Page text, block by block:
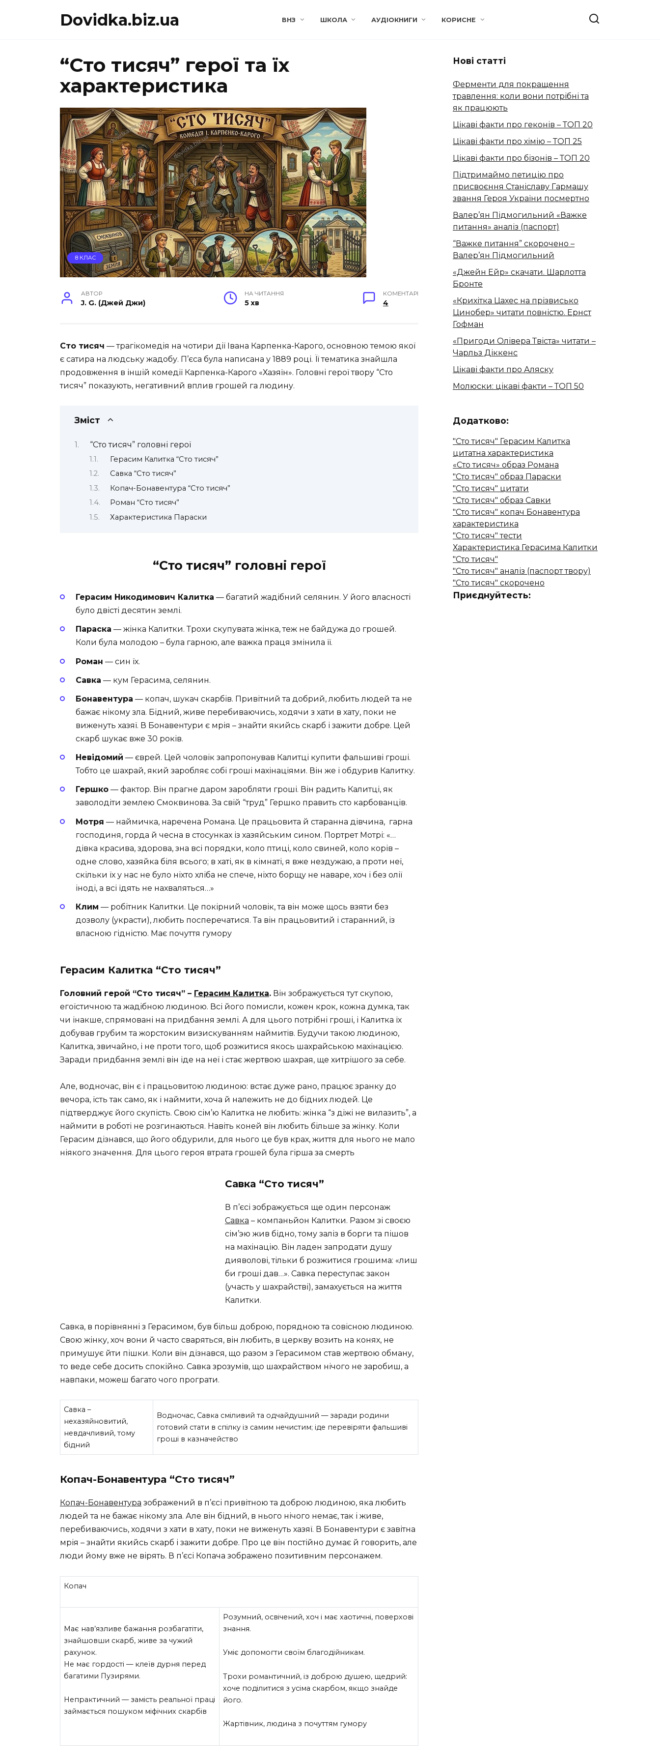
Dovidka.biz.ua ВНЗ ШКОЛА АУДІОКНИГИ КОРИСНЕ
“Сто тисяч” герої та їх
характеристика
8 КЛАС
АВТОР
J. G. (Джей Джи)
НА ЧИТАННЯ
5 хв
КОМЕНТАРІ
4
Сто тисяч — трагікомедія на чотири дії Івана Карпенка-Карого, основною темою якої
є сатира на людську жадобу. П’єса була написана у 1889 році. Її тематика знайшла
продовження в іншій комедії Карпенка-Карого «Хазяїн». Головні герої твору “Сто
тисяч” показують, негативний вплив грошей га людину.
Зміст
“Сто тисяч” головні герої
Герасим Калитка “Сто тисяч”
Савка “Сто тисяч”
Копач-Бонавентура “Сто тисяч”
Роман “Сто тисяч”
Характеристика Параски
“Сто тисяч” головні герої
Герасим Никодимович Калитка — багатий жадібний селянин. У його власності
було двісті десятин землі.
Параска — жінка Калитки. Трохи скупувата жінка, теж не байдужа до грошей.
Коли була молодою – була гарною, але важка праця змінила її.
Роман — син їх.
Савка — кум Герасима, селянин.
Бонавентура — копач, шукач скарбів. Привітний та добрий, любить людей та не
бажає нікому зла. Бідний, живе перебиваючись, ходячи з хати в хату, поки не
виженуть хазяї. В Бонавентури є мрія – знайти якийсь скарб і зажити добре. Цей
скарб шукає вже 30 років.
Невідомий — єврей. Цей чоловік запропонував Калитці купити фальшиві гроші.
Тобто це шахрай, який заробляє собі гроші махінаціями. Він же і обдурив Калитку.
Гершко — фактор. Він прагне даром заробляти гроші. Він радить Калитці, як
заволодіти землею Смоквинова. За свій “труд” Гершко править сто карбованців.
Мотря — наймичка, наречена Романа. Це працьовита й старанна дівчина, гарна
господиня, горда й чесна в стосунках із хазяйським сином. Портрет Мотрі: «…
дівка красива, здорова, зна всі порядки, коло птиці, коло свиней, коло корів –
одне слово, хазяйка біля всього; в хаті, як в кімнаті, я вже нездужаю, а проти неї,
скільки їх у нас не було ніхто хліба не спече, ніхто борщу не наваре, хоч і без олії
іноді, а всі їдять не нахваляться…»
Клим — робітник Калитки. Це покірний чоловік, та він може щось взяти без
дозволу (украсти), любить посперечатися. Та він працьовитий і старанний, із
власною гідністю. Має почуття гумору
Герасим Калитка “Сто тисяч”
Головний герой “Сто тисяч” – Герасим Калитка. Він зображується тут скупою,
егоїстичною та жадібною людиною. Всі його помисли, кожен крок, кожна думка, так
чи інакше, спрямовані на придбання землі. А для цього потрібні гроші, і Калитка їх
добував грубим та жорстоким визискуванням наймитів. Будучи такою людиною,
Калитка, звичайно, і не проти того, щоб розжитися якось шахрайською махінацією.
Заради придбання землі він іде на неї і стає жертвою шахрая, ще хитрішого за себе.
Але, водночас, він є і працьовитою людиною: встає дуже рано, працює зранку до
вечора, їсть так само, як і наймити, хоча й належить не до бідних людей. Це
підтверджує його скупість. Свою сім’ю Калитка не любить: жінка “з діжі не вилазить”, а
наймити в роботі не розгинаються. Навіть коней він любить більше за жінку. Коли
Герасим дізнався, що його обдурили, для нього це був крах, життя для нього не мало
ніякого значення. Для цього героя втрата грошей була гірша за смерть
Савка “Сто тисяч”
В п’єсі зображується ще один персонаж
Савка – компаньйон Калитки. Разом зі своєю
сім’эю жив бідно, тому заліз в борги та пішов
на махінацію. Він ладен запродати душу
дияволові, тільки б розжитися грошима: «лиш
би гроші дав…». Савка переступає закон
(участь у шахрайстві), замахується на життя
Калитки.
Савка, в порівнянні з Герасимом, був більш доброю, порядною та совісною людиною.
Свою жінку, хоч вони й часто сваряться, він любить, в церкву возить на конях, не
примушує йти пішки. Коли він дізнався, що разом з Герасимом став жертвою обману,
то веде себе досить спокійно. Савка зрозумів, що шахрайством нічого не заробиш, а
навпаки, можеш багато чого програти.
Савка –
нехазяйновитий,
невдачливий, тому
бідний
Водночас, Савка сміливий та одчайдушний — заради родини
готовий стати в спілку із самим нечистим; іде перевіряти фальшиві
гроші в казначейство
Копач-Бонавентура “Сто тисяч”
Копач-Бонавентура зображений в п’єсі привітною та доброю людиною, яка любить
людей та не бажає нікому зла. Але він бідний, в нього нічого немає, так і живе,
перебиваючись, ходячи з хати в хату, поки не виженуть хазяї. В Бонавентури є завітна
мрія – знайти якийсь скарб і зажити добре. Про це він постійно думає й говорить, але
люди йому вже не вірять. В п’єсі Копача зображено позитивним персонажем.
Копач
Має нав’язливе бажання розбагатіти,
знайшовши скарб, живе за чужий
рахунок.
Не має гордості — клеїв дурня перед
багатими Пузирями.
Непрактичний — замість реальної праці
займається пошуком міфічних скарбів
Розумний, освічений, хоч і має хаотичні, поверхові
знання.
Уміє допомогти своїм благодійникам.
Трохи романтичний, із доброю душею, щедрий:
хоче поділитися з усіма скарбом, якщо знайде
його.
Жартівник, людина з почуттям гумору
Нові статті
Ферменти для покращення
травлення: коли вони потрібні та
як працюють
Цікаві факти про геконів – ТОП 20
Цікаві факти про хімію – ТОП 25
Цікаві факти про бізонів – ТОП 20
Підтримаймо петицію про
присвоєння Станіславу Гармашу
звання Героя України посмертно
Валер’ян Підмогильний «Важке
питання» аналіз (паспорт)
“Важке питання” скорочено –
Валер’ян Підмогильний
«Джейн Ейр» скачати. Шарлотта
Бронте
«Крихітка Цахес на прізвисько
Цинобер» читати повністю. Ернст
Гофман
«Пригоди Олівера Твіста» читати –
Чарльз Діккенс
Цікаві факти про Аляску
Молюски: цікаві факти – ТОП 50
Додатково:
"Сто тисяч" Герасим Калитка
цитатна характеристика
«Сто тисяч» образ Романа
"Сто тисяч" образ Параски
"Сто тисяч" цитати
"Сто тисяч" образ Савки
"Сто тисяч" копач Бонавентура
характеристика
"Сто тисяч" тести
Характеристика Герасима Калитки
"Сто тисяч"
"Сто тисяч" аналіз (паспорт твору)
"Сто тисяч" скорочено
Приєднуйтесть: